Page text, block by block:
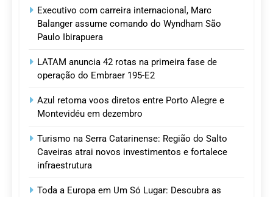
Executivo com carreira internacional, Marc
Balanger assume comando do Wyndham São
Paulo Ibirapuera
LATAM anuncia 42 rotas na primeira fase de
operação do Embraer 195-E2
Azul retoma voos diretos entre Porto Alegre e
Montevidéu em dezembro
Turismo na Serra Catarinense: Região do Salto
Caveiras atrai novos investimentos e fortalece
infraestrutura
Toda a Europa em Um Só Lugar: Descubra as